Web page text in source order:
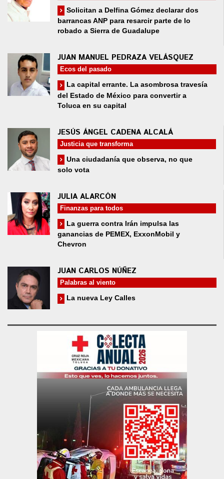
Solicitan a Delfina Gómez declarar dos
barrancas ANP para resarcir parte de lo
robado a Sierra de Guadalupe
JUAN MANUEL PEDRAZA VELÁSQUEZ
Ecos del pasado
La capital errante. La asombrosa travesía
del Estado de México para convertir a
Toluca en su capital
JESÚS ÁNGEL CADENA ALCALÁ
Justicia que transforma
Una ciudadanía que observa, no que
solo vota
JULIA ALARCÓN
Finanzas para todos
La guerra contra Irán impulsa las
ganancias de PEMEX, ExxonMobil y
Chevron
JUAN CARLOS NÚÑEZ
Palabras al viento
La nueva Ley Calles